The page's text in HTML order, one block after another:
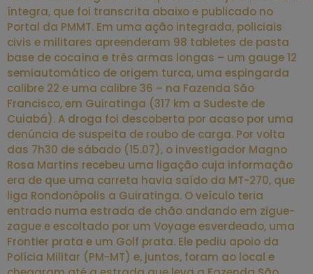
íntegra, que foi transcrita abaixo e publicado no
Portal da PMMT. Em uma ação integrada, policiais
civis e militares apreenderam 98 tabletes de pasta
base de cocaína e três armas longas – um gauge 12
semiautomático de origem turca, uma espingarda
calibre 22 e uma calibre 36 – na Fazenda São
Francisco, em Guiratinga (317 km a Sudeste de
Cuiabá). A droga foi descoberta por acaso por uma
denúncia de suspeita de roubo de carga. Por volta
das 7h30 de sábado (15.07), o investigador Magno
Rosa Martins recebeu uma ligação cuja informação
era de que uma carreta havia saído da MT-270, que
liga Rondonópolis a Guiratinga. O veículo teria
entrado numa estrada de chão andando em zigue-
zague e escoltado por um Voyage esverdeado, uma
Frontier prata e um Golf prata. Ele pediu apoio da
Polícia Militar (PM-MT) e, juntos, foram ao local e